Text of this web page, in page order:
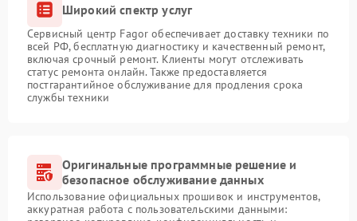
Широкий спектр услуг
Сервисный центр Fagor обеспечивает доставку техники по
всей РФ, бесплатную диагностику и качественный ремонт,
включая срочный ремонт. Клиенты могут отслеживать
статус ремонта онлайн. Также предоставляется
постгарантийное обслуживание для продления срока
службы техники
Оригинальные программные решение и
безопасное обслуживание данных
Использование официальных прошивок и инструментов,
аккуратная работа с пользовательскими данными: